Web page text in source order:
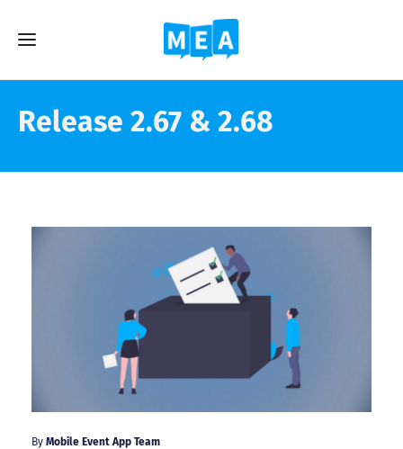
Release 2.67 & 2.68
By Mobile Event App Team